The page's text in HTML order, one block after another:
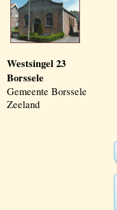
Westsingel 23
Borssele
Gemeente Borssele
Zeeland